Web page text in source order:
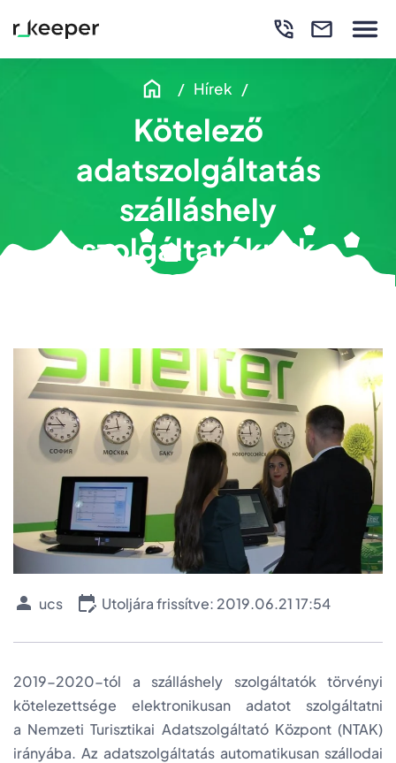
Hírek
Kötelező
adatszolgáltatás
szálláshely
szolgáltatóknak
ucs Utoljára frissítve: 2019.06.21 17:54
2019-2020-tól a szálláshely szolgáltatók törvényi
kötelezettsége elektronikusan adatot szolgáltatni
a Nemzeti Turisztikai Adatszolgáltató Központ (NTAK)
irányába. Az adatszolgáltatás automatikusan szállodai